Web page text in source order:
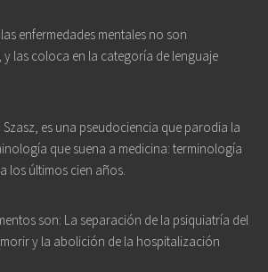
enfermedades mentales no son
y las coloca en la categoría de lenguaje
es una pseudociencia que parodia la
que suena a medicina: terminología
los últimos cien años.
son: La separación de la psiquiatría del
y la abolición de la hospitalización